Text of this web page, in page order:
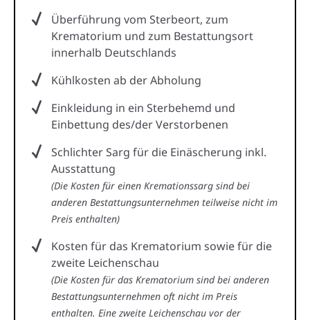
Überführung vom Sterbeort, zum
Krematorium und zum Bestattungsort
innerhalb Deutschlands
Kühlkosten ab der Abholung
Einkleidung in ein Sterbehemd und
Einbettung des/der Verstorbenen
Schlichter Sarg für die Einäscherung inkl.
Ausstattung
(Die Kosten für einen Kremationssarg sind bei
anderen Bestattungsunternehmen teilweise nicht im
Preis enthalten)
Kosten für das Krematorium sowie für die
zweite Leichenschau
(Die Kosten für das Krematorium sind bei anderen
Bestattungsunternehmen oft nicht im Preis
enthalten. Eine zweite Leichenschau vor der